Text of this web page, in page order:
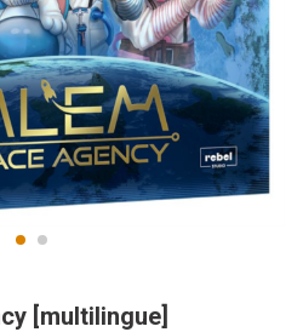
[multilingue]